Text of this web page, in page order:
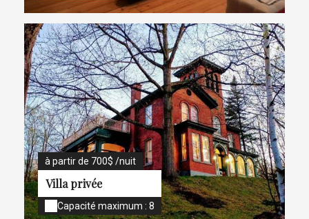
à partir de 700$ /nuit
Villa privée
Capacité maximum : 8